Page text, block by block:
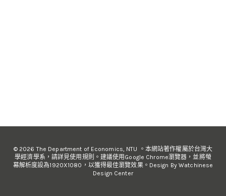
© 2026 The Department of Economics, NTU 。本網站著作權屬於台灣大
學經濟學系，請詳見使用規則。建議使用Google Chrome瀏覽器，並將螢
幕解析度設為1920X1080，以獲得最佳瀏覽效果。Design By Watchinese
Design Center